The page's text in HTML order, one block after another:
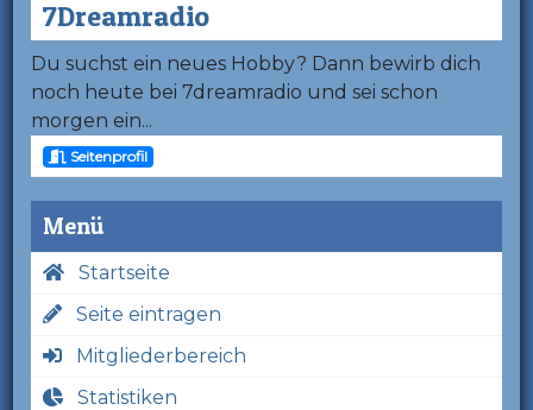
7Dreamradio
Du suchst ein neues Hobby? Dann bewirb dich
noch heute bei 7dreamradio und sei schon
morgen ein...
Seitenprofil
Menü
Startseite
Seite eintragen
Mitgliederbereich
Statistiken